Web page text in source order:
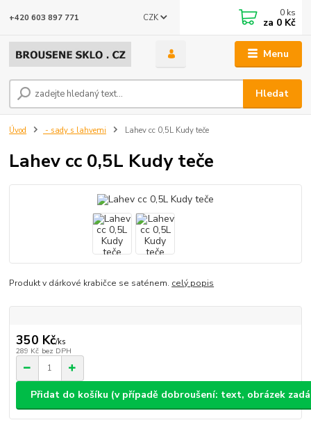
Menu
CZK
Hledat
+420 603 897 771 0 ks
za 0 Kč
Úvod - sady s lahvemi Lahev cc 0,5L Kudy teče
Lahev cc 0,5L Kudy teče
Produkt v dárkové krabičce se saténem. celý popis
350 Kč/ks
289 Kč bez DPH
Přidat do košíku (v případě dobroušení: text, obrázek